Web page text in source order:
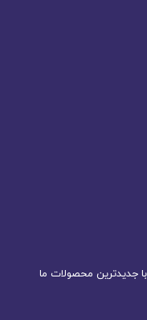
جدیدترین محصولات ما